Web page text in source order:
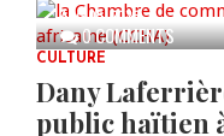
0 COMMENTS
AUG 05, 2026
CULTURE
Dany
public haïtien